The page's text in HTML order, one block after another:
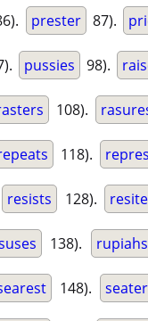
prester 87).
pussies 98).
108).
118).
resists 128).
138). rupiahs
148).